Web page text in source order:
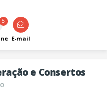
5
E-mail
e Consertos